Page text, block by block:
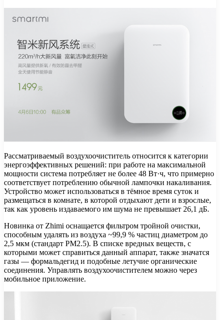
Рассматриваемый воздухоочиститель относится к категории
энергоэффективных решений: при работе на максимальной
мощности система потребляет не более 48 Вт·ч, что примерно
соответствует потреблению обычной лампочки накаливания.
Устройство может использоваться в тёмное время суток и
размещаться в комнате, в которой отдыхают дети и взрослые,
так как уровень издаваемого им шума не превышает 26,1 дБ.
Новинка от Zhimi оснащается фильтром тройной очистки,
способным удалять из воздуха ~99,9 % частиц диаметром до
2,5 мкм (стандарт PM2.5). В списке вредных веществ, с
которыми может справиться данный аппарат, также значатся
газы — формальдегид и подобные летучие органические
соединения. Управлять воздухоочистителем можно через
мобильное приложение.